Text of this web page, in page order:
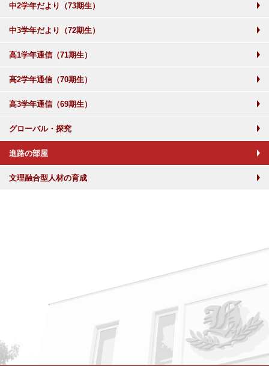
中2学年だより（73期生）
中3学年だより（72期生）
高1学年通信（71期生）
高2学年通信（70期生）
高3学年通信（69期生）
グローバル・探究
進路の部屋
文理融合型人材の育成